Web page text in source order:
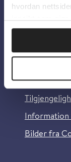
hvordan
innsikt som gjør
Om oss
Personvern
Information
Bilder fra